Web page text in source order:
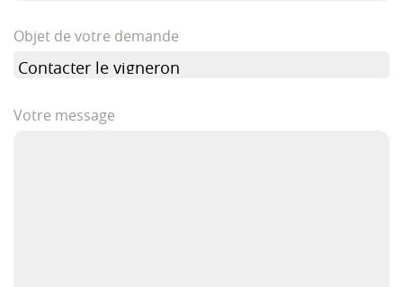
Objet de votre demande
Votre message